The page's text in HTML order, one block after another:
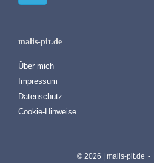
malis-pit.de
Über mich
Impressum
Datenschutz
Cookie-Hinweise
© 2026 | malis-pit.de